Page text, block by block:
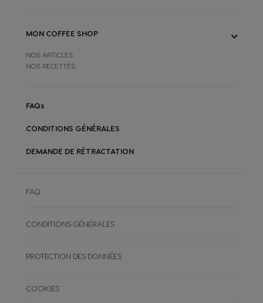
MON COFFEE SHOP
NOS ARTICLES
NOS RECETTES
FAQs
CONDITIONS GÉNÉRALES
DEMANDE DE RÉTRACTATION
FAQ
CONDITIONS GÉNÉRALES
PROTECTION DES DONNÉES
COOKIES